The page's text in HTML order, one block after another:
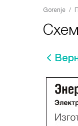
Gorenje